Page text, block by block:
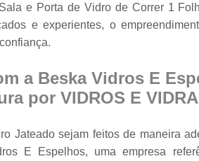
Portas de vidro
Portas em vidro
Tampos de
mesa
Vidros
e Porta de Vidro de Correr 1
e experientes, o
a Beska Vidros E
por VIDROS E
Jateado sejam feitos de maneira
E Espelhos, uma empresa